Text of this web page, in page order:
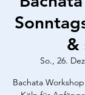
&
So., 26.
Bachata